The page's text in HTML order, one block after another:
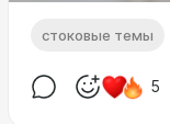
стоковые темы
5